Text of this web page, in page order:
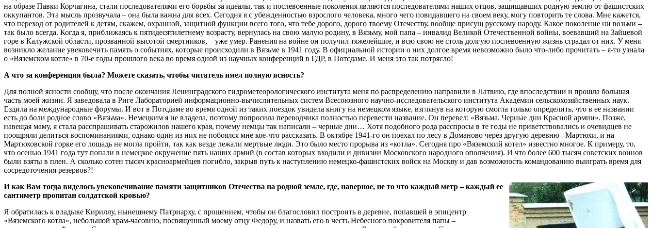
на образе Павки Корчагина, стали последователями его борьбы за идеалы, так и послевоенные поколения являются последователями наших отцов, защищавших родную землю от фашистских
оккупантов. Эта мысль прозвучала – она была важна для всех. Сегодня я с убежденностью взрослого человека, много чего повидавшего на своем веку, могу повторить те слова. Мне кажется,
что переход от родителей к детям, скажем, охранной, защитной функции всего того, что тебе дорого, дорого твоему Отечеству, вообще присущ русскому народу. Какое поколение ни возьми –
так было всегда. Когда я, приближаясь к пятидесятилетнему возрасту, вернулась на свою малую родину, в Вязьму, мой папа – инвалид Великой Отечественной войны, воевавший на Зайцевой
горе в Калужской области, прозванной высотой смертников, – уже умер. Ранения на войне он получил тяжелейшие, и всю свою не столь долгую послевоенную жизнь страдал от них. У меня
возникло желание увековечить память о событиях, которые происходили в Вязьме в 1941 году. В официальной истории о них долгое время невозможно было что-либо прочитать – я-то узнала
о «Вяземском котле» в 70-е годы прошлого века во время одной из научных конференций в ГДР, в Потсдаме. И меня это так потрясло!
А что за конференция была? Можете сказать, чтобы читатель имел полную ясность?
Для полной ясности сообщу, что после окончания Ленинградского гидрометеорологического института меня по распределению направили в Латвию, где впоследствии и прошла большая
часть моей жизни. Я заведовала в Риге Лабораторией информационно-вычислительных систем Всесоюзного научно-исследовательского института Академии сельскохозяйственных наук.
Ездила на международные форумы. И вот в Потсдаме во время одной из таких поездок увидела книгу на немецком языке, взглянув на которую смогла только определить, что в ее названии
есть до боли родное слово «Вязьма». Немецким я не владела, поэтому попросила переводчика полностью перевести название. Он перевел: «Вязьма. Черные дни Красной армии». Позже,
навещая маму, я стала расспрашивать старожилов нашего края, почему немцы так написали – черные дни… Хотя подобного рода расспросы в те годы не приветствовались и очевидцев не
поощряли делиться воспоминаниями, однако один из них не побоялся мне кое-что рассказать. В октябре 1941-го он поехал по лесу в Доманово через другую деревню –Мартюхи, и на
Мартюховской горке его лошадь не могла пройти, так как везде лежали мертвые люди. Это было место прорыва из «котла». Сегодня про «Вяземский котел» известно многое. К примеру, то,
что осенью 1941 года тут попали в немецкое окружение пять наших армий (в состав которых входили и дивизии Московского народного ополчения). И что более 600 тысяч советских воинов
были взяты в плен. А сколько сотен тысяч красноармейцев погибло, закрыв путь к наступлению немецко-фашистских войск на Москву и дав возможность командованию выиграть время для
сосредоточения резервов?!
И как Вам тогда виделось увековечивание памяти защитников Отечества на родной земле, где, наверное, не то что каждый метр –­ каждый ее
сантиметр пропитан солдатской кровью?
Я обратилась к владыке Кириллу, нынешнему Патриарху, с прошением, чтобы он благословил построить в деревне, попавшей в эпицентр
«Вяземского котла», небольшой храм-часовню, посвященный моему отцу Федору, и назвать его в честь Небесного покровителя папы –